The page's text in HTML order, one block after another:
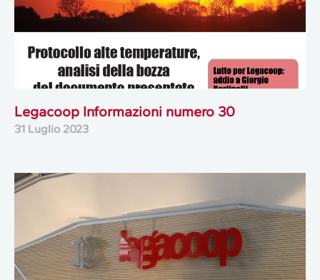
Legacoop Informazioni numero 30
31 Luglio 2023